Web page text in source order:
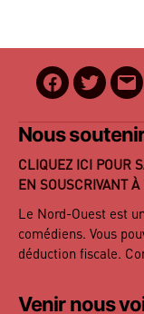
Facebook
Twitter
E-
Nous
CLIQUEZ ICI POUR
EN SOUSCRIVANT
Le Nord-Ouest est
comédiens. Vous
déduction fiscale.
Venir nous